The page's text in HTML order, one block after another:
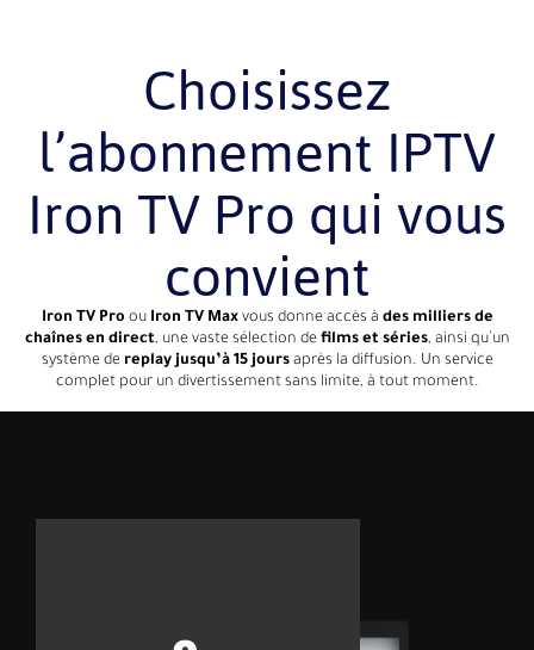
Choisissez
l’abonnement IPTV
Iron TV Pro qui vous
convient
Iron TV Pro ou Iron TV Maxvous donne accès à des milliers de
chaînes en direct, une vaste sélection de films et séries, ainsi qu’un
système de replay jusqu’à 15 joursaprès la diffusion. Un service
complet pour un divertissement sans limite, à tout moment.